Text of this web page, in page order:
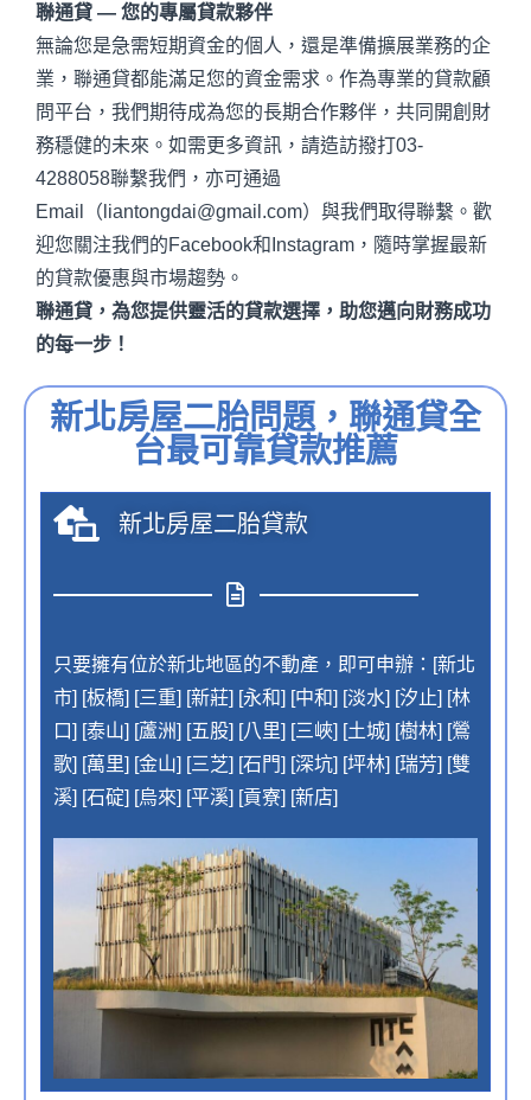
聯通貸 — 您的專屬貸款夥伴
無論您是急需短期資金的個人，還是準備擴展業務的企
業，聯通貸都能滿足您的資金需求。作為專業的貸款顧
問平台，我們期待成為您的長期合作夥伴，共同開創財
務穩健的未來。如需更多資訊，請造訪撥打03-
4288058聯繫我們，亦可通過
Email（liantongdai@gmail.com）與我們取得聯繫。歡
迎您關注我們的Facebook和 Instagram ，隨時掌握最新
的貸款優惠與市場趨勢。
聯通貸，為您提供靈活的貸款選擇，助您邁向財務成功
的每一步！
新北房屋二胎問題，聯通貸全
台最可靠貸款推薦
新北房屋二胎貸款
只要擁有位於新北地區的不動產，即可申辦：[新北
市] [板橋] [三重] [新莊] [永和] [中和] [淡水] [汐止] [林
口] [泰山] [蘆洲] [五股] [八里] [三峽] [土城] [樹林] [鶯
歌] [萬里] [金山] [三芝] [石門] [深坑] [坪林] [瑞芳] [雙
溪] [石碇] [烏來] [平溪] [貢寮] [新店]